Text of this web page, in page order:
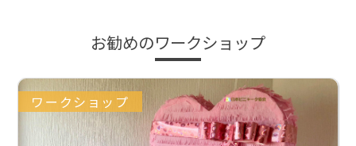
お勧めのワークショップ
ワークショップ